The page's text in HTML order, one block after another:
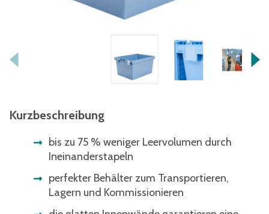
Kurzbeschreibung
bis zu 75 % weniger Leervolumen durch
Ineinanderstapeln
perfekter Behälter zum Transportieren,
Lagern und Kommissionieren